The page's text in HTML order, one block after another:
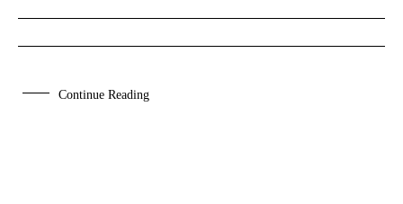
Continue Reading